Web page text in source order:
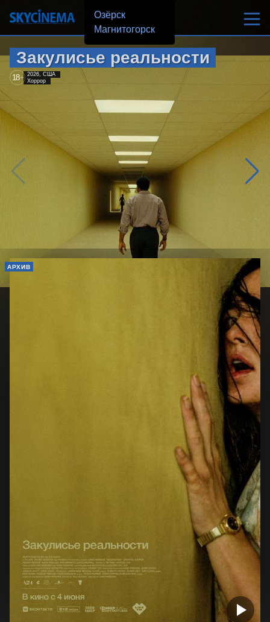
Озёрск
Магнитогорск
Закулисье реальности
18+ 2026, США
Хоррор
АРХИВ